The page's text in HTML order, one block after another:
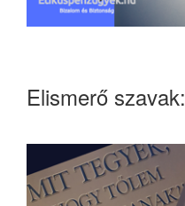
Elismerő szavak: